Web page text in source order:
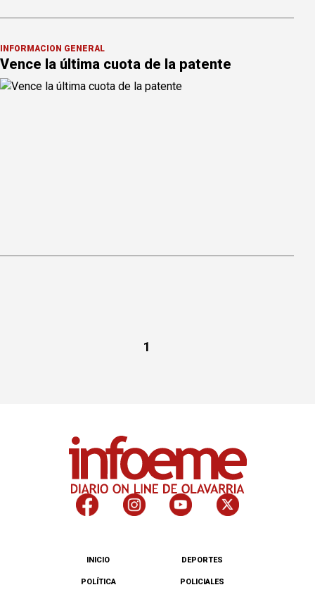
INFORMACION GENERAL
Vence la última cuota de la patente
1
INICIO DEPORTES
POLÍTICA POLICIALES